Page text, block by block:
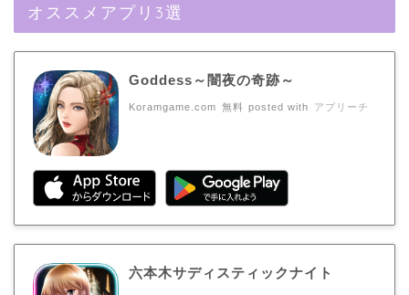
オススメアプリ3選
Goddess～闇夜の奇跡～
Koramgame.com 無料 posted with アプリーチ
六本木サディスティックナイト